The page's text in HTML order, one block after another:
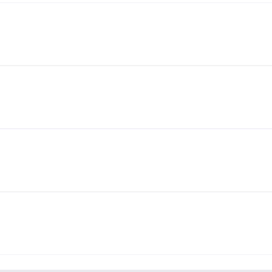
Damlataş Evden Eve Nakliyat’ın ücretsiz ekspertiz
işlem planlaması aşamaları oldukça şeffaftı.
müşterimizin sorumluluğundadır. Ancak, evraklar ve
yaparak size destek sağlıyoruz.
ve uluslararası nakliyat hizmetimiz mevcut. Ekspertiz